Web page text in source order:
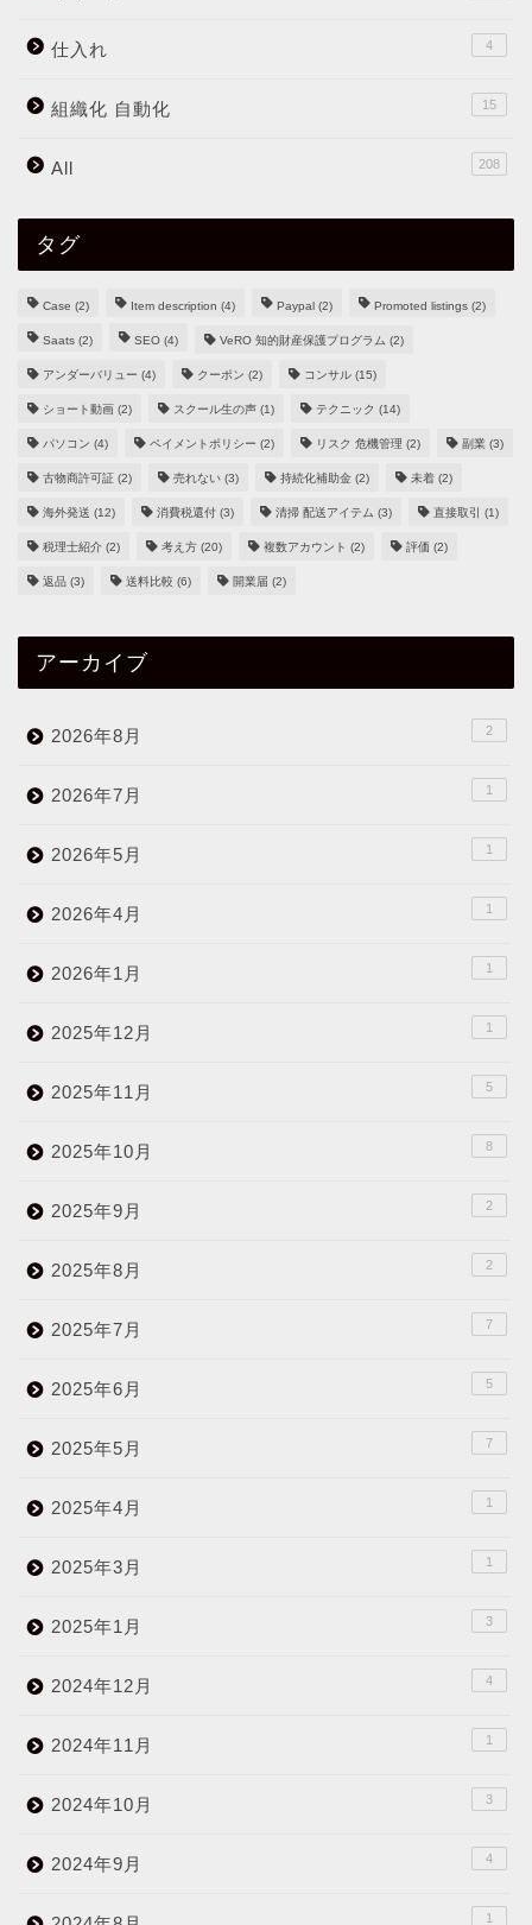
仕入れ 4
組織化 自動化 15
All 208
タグ
Case (2) Item description (4) Paypal (2) Promoted listings (2)
Saats (2) SEO (4) VeRO 知的財産保護プログラム (2)
アンダーバリュー (4) クーポン (2) コンサル (15)
ショート動画 (2) スクール生の声 (1) テクニック (14)
パソコン (4) ペイメントポリシー (2) リスク 危機管理 (2) 副業 (3)
古物商許可証 (2) 売れない (3) 持続化補助金 (2) 未着 (2)
海外発送 (12) 消費税還付 (3) 清掃 配送アイテム (3) 直接取引 (1)
税理士紹介 (2) 考え方 (20) 複数アカウント (2) 評価 (2)
返品 (3) 送料比較 (6) 開業届 (2)
アーカイブ
2026年8月 2
2026年7月 1
2026年5月 1
2026年4月 1
2026年1月 1
2025年12月 1
2025年11月 5
2025年10月 8
2025年9月 2
2025年8月 2
2025年7月 7
2025年6月 5
2025年5月 7
2025年4月 1
2025年3月 1
2025年1月 3
2024年12月 4
2024年11月 1
2024年10月 3
2024年9月 4
1